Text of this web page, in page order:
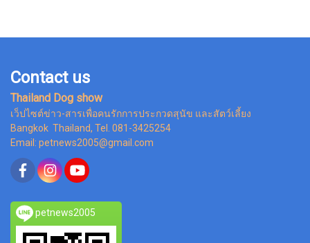
Contact us
Thailand Dog show
เว็ปไซต์ข่าว-สารเพื่อคนรักการประกวดสุนัข และสัตว์เลี้ยง
Bangkok Thailand, Tel. 081-3425254
Email: petnews2005@gmail.com
petnews2005